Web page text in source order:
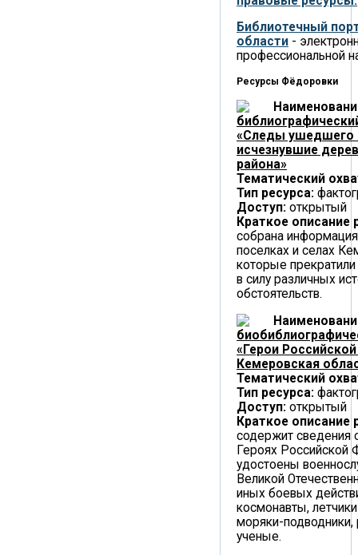
Библиотечный
области -
профессиональной
Ресурсы Фёдоровки
«Следы ушедшего
исчезнувшие
района»
Тематический
Тип ресурса:
Доступ: открытый
Краткое описание
собрана
поселках и селах
которые
в силу различных
обстоятельств.
«Герои
Кемеровская
Тематический
Тип ресурса:
Доступ: открытый
Краткое описание
содержит сведения
Героях Российской
удостоены
Великой
иных боевых
космонавты,
моряки-подводники,
ученые.